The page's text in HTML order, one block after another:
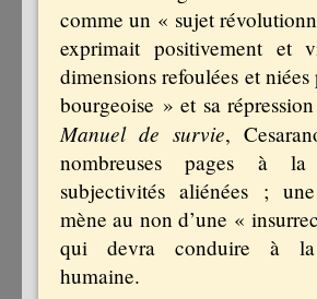
comme un « sujet
exprimait positivement et
dimensions refoulées et
bourgeoise » et sa
Manuel de survie,
nombreuses pages à
subjectivités aliénées ;
mène au non d’une «
qui devra conduire à la
humaine.